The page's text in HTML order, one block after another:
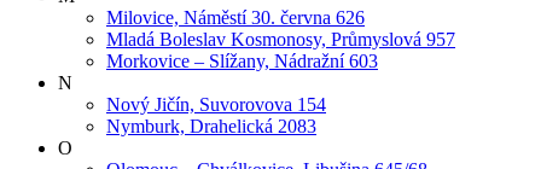
Milovice, Náměstí 30. června 626
Mladá Boleslav Kosmonosy, Průmyslová 957
Morkovice – Slížany, Nádražní 603
N
Nový Jičín, Suvorovova 154
Nymburk, Drahelická 2083
O